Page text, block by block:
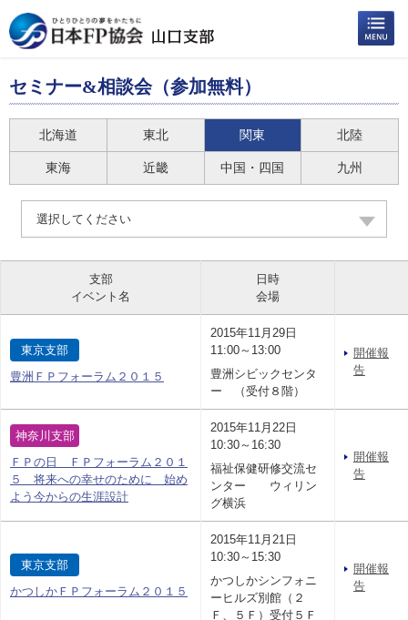
セミナー&相談会（参加無料）
北海道 東北 関東 北陸
東海 近畿 中国・四国 九州
選択してください
支部
イベント名
日時
会場
東京支部
豊洲ＦＰフォーラム２０１５
2015年11月29日
11:00～13:00
豊洲シビックセンタ
ー （受付８階）
開催報
告
神奈川支部
ＦＰの日 ＦＰフォーラム２０１
５ 将来への幸せのために 始め
よう今からの生涯設計
2015年11月22日
10:30～16:30
福祉保健研修交流セ
ンター ウィリン
グ横浜
開催報
告
東京支部
かつしかＦＰフォーラム２０１５
2015年11月21日
10:30～15:30
かつしかシンフォニ
ーヒルズ別館（２
Ｆ、５Ｆ）受付５Ｆ
開催報
告